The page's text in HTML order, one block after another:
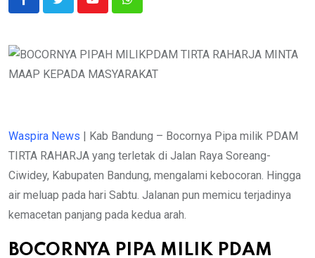
YoutubeWhatsapp
Waspira News | Kab Bandung – Bocornya Pipa milik PDAM
TIRTA RAHARJA yang terletak di Jalan Raya Soreang-
Ciwidey, Kabupaten Bandung, mengalami kebocoran. Hingga
air meluap pada hari Sabtu. Jalanan pun memicu terjadinya
kemacetan panjang pada kedua arah.
BOCORNYA PIPA MILIK PDAM